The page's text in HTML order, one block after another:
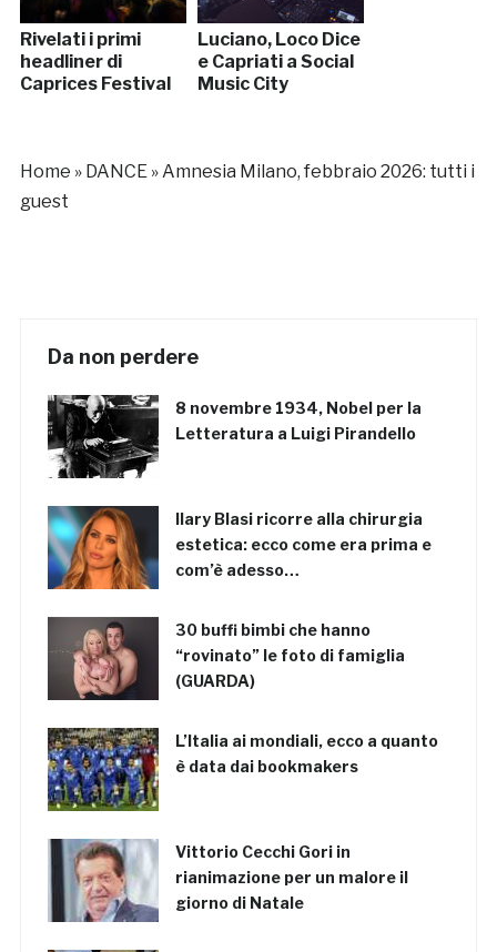
Rivelati i primi
headliner di
Caprices Festival
Luciano, Loco Dice
e Capriati a Social
Music City
Home » DANCE»Amnesia Milano, febbraio 2026: tutti i
guest
Da non perdere
8 novembre 1934, Nobel per la
Letteratura a Luigi Pirandello
Ilary Blasi ricorre alla chirurgia
estetica: ecco come era prima e
com’è adesso…
30 buffi bimbi che hanno
“rovinato” le foto di famiglia
(GUARDA)
L’Italia ai mondiali, ecco a quanto
è data dai bookmakers
Vittorio Cecchi Gori in
rianimazione per un malore il
giorno di Natale